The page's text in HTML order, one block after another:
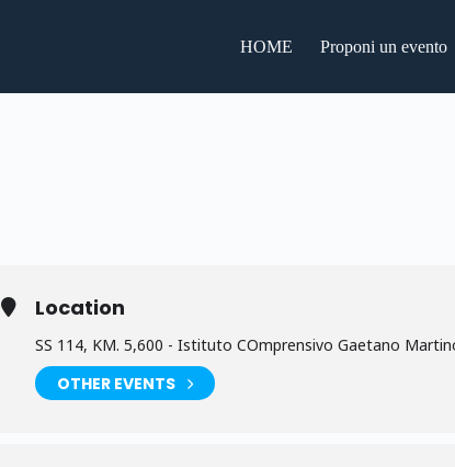
HOME Proponi un evento
Location
SS 114, KM. 5,600 - Istituto COmprensivo Gaetano
OTHER EVENTS